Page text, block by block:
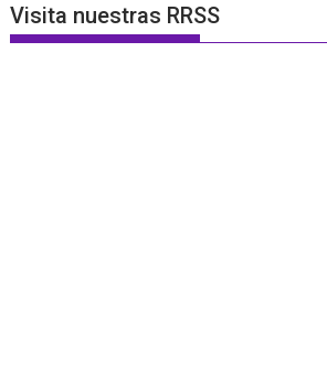
Visita nuestras RRSS